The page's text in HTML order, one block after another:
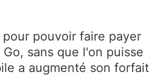
pouvoir faire payer
sans que l'on puisse
a augmenté son forfait